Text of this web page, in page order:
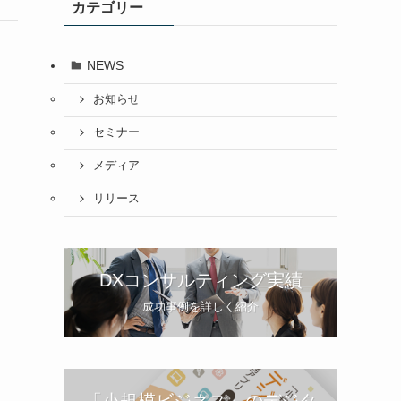
カテゴリー
NEWS
お知らせ
セミナー
メディア
リリース
DXコンサルティング実績
成功事例を詳しく紹介